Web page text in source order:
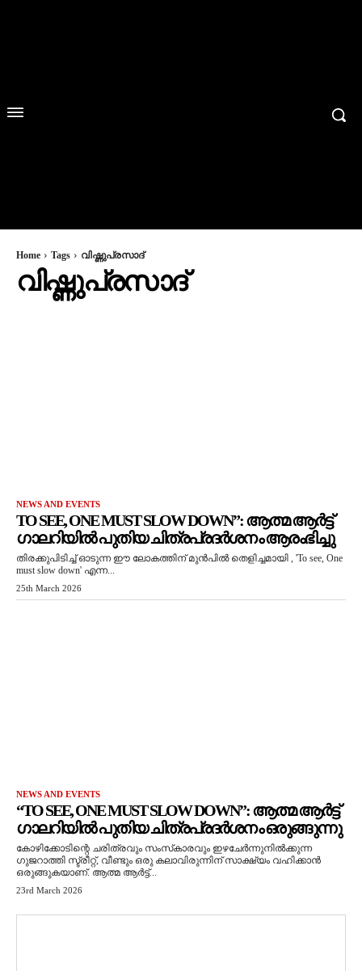
Home Tags വിഷ്ണുപ്രസാദ്
വിഷ്ണുപ്രസാദ്
NEWS AND EVENTS
TO SEE, ONE MUST SLOW DOWN”: ആത്മ ആർട്ട്
ഗാലറിയിൽ പുതിയ ചിത്രപ്രദർശനം ആരംഭിച്ചു
തിരക്കുപിടിച്ച് ഓടുന്ന ഈ ലോകത്തിന് മുൻപിൽ തെളിച്ചമായി , 'To see, One
must slow down' എന്ന...
25th March 2026
NEWS AND EVENTS
“TO SEE, ONE MUST SLOW DOWN”: ആത്മ ആർട്ട്
ഗാലറിയിൽ പുതിയ ചിത്രപ്രദർശനം ഒരുങ്ങുന്നു
കോഴിക്കോടിന്റെ ചരിത്രവും സംസ്‌കാരവും ഇഴചേർന്നുനിൽക്കുന്ന
ഗുജറാത്തി സ്ട്രീറ്റ്, വീണ്ടും ഒരു കലാവിരുന്നിന് സാക്ഷ്യം വഹിക്കാൻ
ഒരുങ്ങുകയാണ്. ആത്മ ആർട്ട്...
23rd March 2026